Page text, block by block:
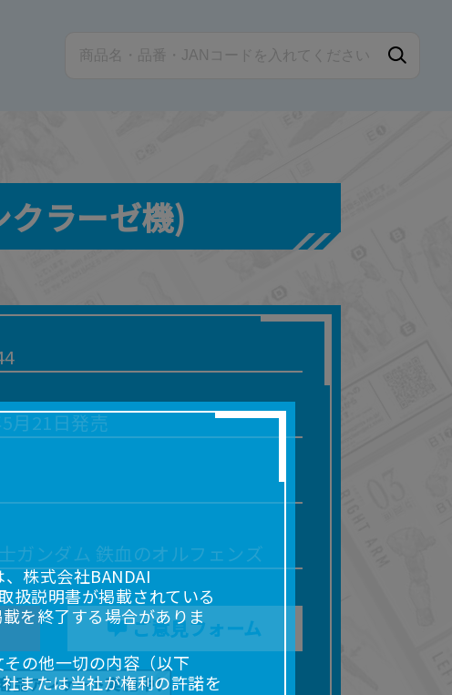
ラーゼ機)
月21日発売
ガンダム 鉄血のオルフェンズ
ご意見フォーム
株式会社BANDAI
扱説明書が掲載されている
を終了する場合がありま
の他一切の内容（以下
または当社が権利の許諾を